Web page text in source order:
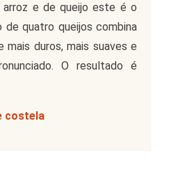
e de queijo este é o
quatro queijos combina
mais duros, mais suaves e
O resultado é
costela